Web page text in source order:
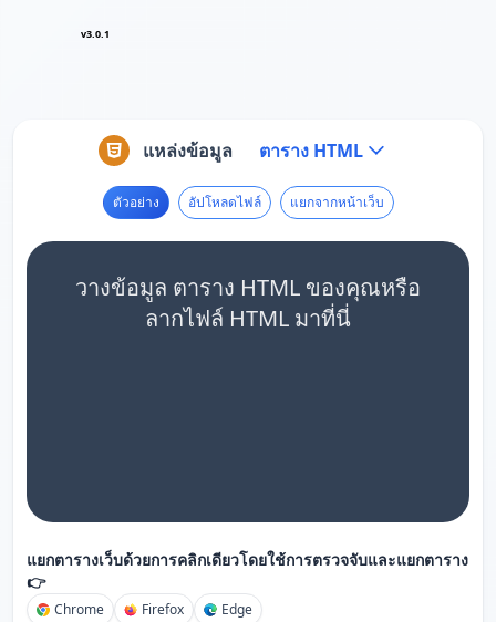
v3.0.1
แหล่งข้อมูล ตาราง HTML
ตัวอย่าง อัปโหลดไฟล์ แยกจากหน้าเว็บ
วางข้อมูล ตาราง HTML ของคุณหรือ
ลากไฟล์ HTML มาที่นี่
แยกตารางเว็บด้วยการคลิกเดียวโดยใช้การตรวจจับและแยกตาราง
👉
Chrome Firefox Edge